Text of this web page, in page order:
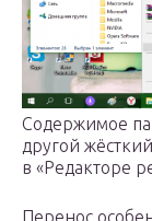
Содержимое
другой
в «Редакторе
Перенос